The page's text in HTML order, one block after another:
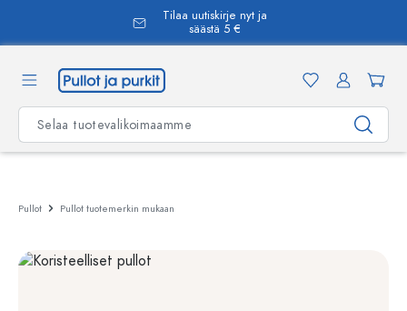
Tilaa uutiskirje nyt ja
säästä 5 €
Pullot Pullot tuotemerkin mukaan